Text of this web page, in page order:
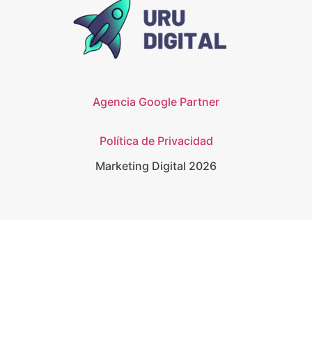
Agencia Google Partner
Política de Privacidad
Marketing Digital 2026